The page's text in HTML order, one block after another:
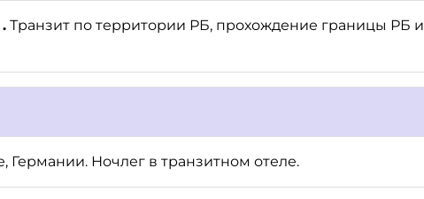
. Транзит по территории РБ, прохождение границы РБ и
Германии. Ночлег в транзитном отеле.